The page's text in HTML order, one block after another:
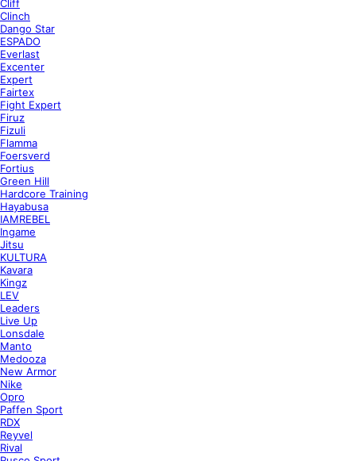
Cliff
Clinch
Dango Star
ESPADO
Everlast
Excenter
Expert
Fairtex
Fight Expert
Firuz
Fizuli
Flamma
Foersverd
Fortius
Green Hill
Hardcore Training
Hayabusa
IAMREBEL
Ingame
Jitsu
KULTURA
Kavara
Kingz
LEV
Leaders
Live Up
Lonsdale
Manto
Medooza
New Armor
Nike
Opro
Paffen Sport
RDX
Reyvel
Rival